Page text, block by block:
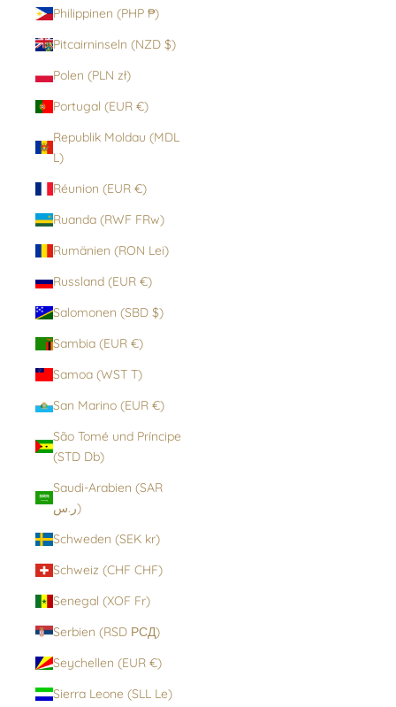
Philippinen (PHP ₱)
Pitcairninseln (NZD $)
Polen (PLN zł)
Portugal (EUR €)
Republik Moldau (MDL
L)
Réunion (EUR €)
Ruanda (RWF FRw)
Rumänien (RON Lei)
Russland (EUR €)
Salomonen (SBD $)
Sambia (EUR €)
Samoa (WST T)
San Marino (EUR €)
São Tomé und Príncipe
(STD Db)
Saudi-Arabien (SAR
ر.س)
Schweden (SEK kr)
Schweiz (CHF CHF)
Senegal (XOF Fr)
Serbien (RSD РСД)
Seychellen (EUR €)
Sierra Leone (SLL Le)